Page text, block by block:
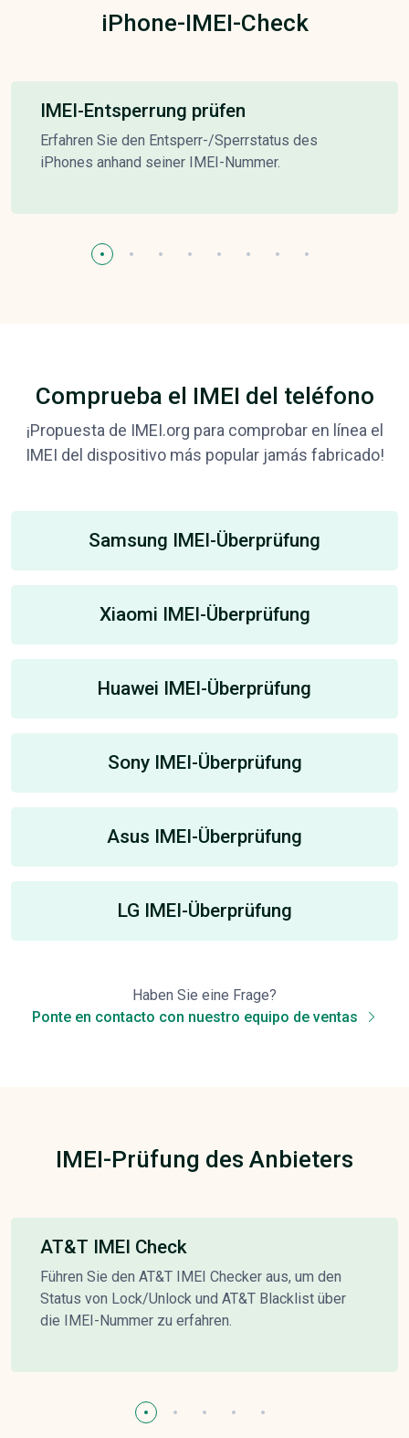
iPhone-IMEI-Check
IMEI-Entsperrung prüfen
Erfahren Sie den Entsperr-/Sperrstatus des
iPhones anhand seiner IMEI-Nummer.
Comprueba el IMEI del teléfono
¡Propuesta de IMEI.org para comprobar en línea el
IMEI del dispositivo más popular jamás fabricado!
Samsung IMEI-Überprüfung
Xiaomi IMEI-Überprüfung
Huawei IMEI-Überprüfung
Sony IMEI-Überprüfung
Asus IMEI-Überprüfung
LG IMEI-Überprüfung
Haben Sie eine Frage?
Ponte en contacto con nuestro equipo de ventas
IMEI-Prüfung des Anbieters
AT&T IMEI Check
Führen Sie den AT&T IMEI Checker aus, um den
Status von Lock/Unlock und AT&T Blacklist über
die IMEI-Nummer zu erfahren.